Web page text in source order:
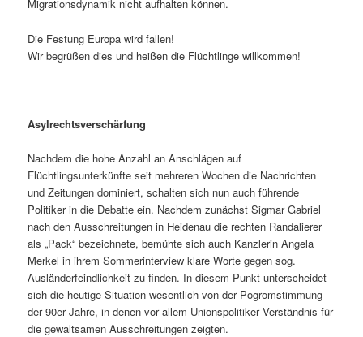
Migrationsdynamik nicht aufhalten können.
Die Festung Europa wird fallen!
Wir begrüßen dies und heißen die Flüchtlinge willkommen!
Asylrechtsverschärfung
Nachdem die hohe Anzahl an Anschlägen auf
Flüchtlingsunterkünfte seit mehreren Wochen die Nachrichten
und Zeitungen dominiert, schalten sich nun auch führende
Politiker in die Debatte ein. Nachdem zunächst Sigmar Gabriel
nach den Ausschreitungen in Heidenau die rechten Randalierer
als „Pack“ bezeichnete, bemühte sich auch Kanzlerin Angela
Merkel in ihrem Sommerinterview klare Worte gegen sog.
Ausländerfeindlichkeit zu finden. In diesem Punkt unterscheidet
sich die heutige Situation wesentlich von der Pogromstimmung
der 90er Jahre, in denen vor allem Unionspolitiker Verständnis für
die gewaltsamen Ausschreitungen zeigten.